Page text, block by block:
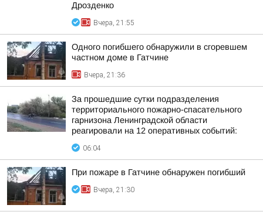
Дрозденко
Вчера, 21:55
Одного погибшего обнаружили в сгоревшем
частном доме в Гатчине
Вчера, 21:36
За прошедшие сутки подразделения
территориального пожарно-спасательного
гарнизона Ленинградской области
реагировали на 12 оперативных событий:
06:04
При пожаре в Гатчине обнаружен погибший
Вчера, 21:30